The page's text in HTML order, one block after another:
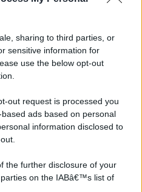
sharing to third parties, or
sensitive information for
use the below opt-out
out request is processed you
ads based on personal
information disclosed to
the further disclosure of your
on the IABâ€™s list of